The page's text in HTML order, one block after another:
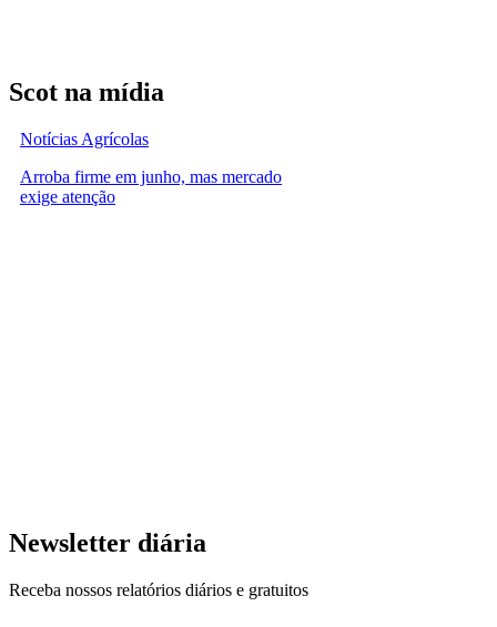
Scot na mídia
Notícias Agrícolas
Arroba firme em junho, mas mercado
exige atenção
Newsletter diária
Receba nossos relatórios diários e gratuitos